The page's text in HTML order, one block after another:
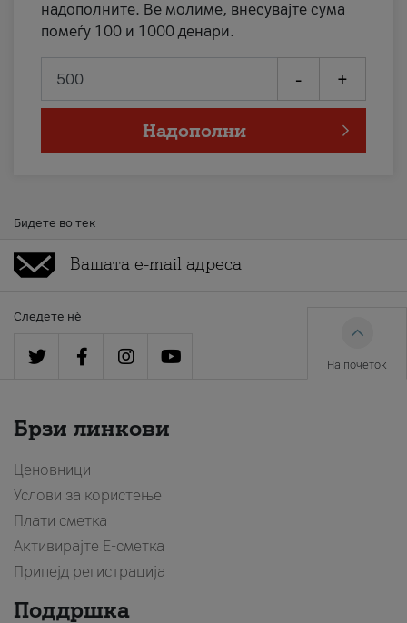
надополните. Ве молиме, внесувајте сума
помеѓу 100 и 1000 денари.
- +
Надополни
Бидете во тек
Следете нè
На почеток
Брзи линкови
Ценовници
Услови за користење
Плати сметка
Активирајте Е-сметка
Припејд регистрација
Поддршка